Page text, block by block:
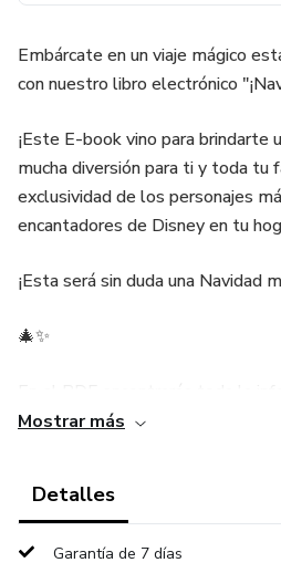
Embárcate en un viaje mágico
con nuestro libro electrónico
¡Este E-book vino para brindarte
mucha diversión para ti y toda tu
exclusividad de los personajes
encantadores de Disney en tu
¡Esta será sin duda una Navidad
🎄✨
instrucciones detalladas paso a
Receta de nivel intermedio/
Idioma disponible: portugués,
Mostrar más
Detalles
Garantía de 7 días